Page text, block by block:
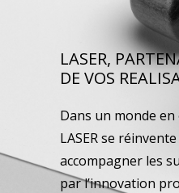
LASER,
DE VOS
Dans un monde
LASER se
accompagner les
par l’innovation